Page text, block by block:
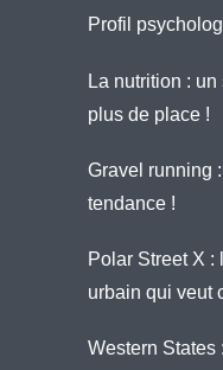
Profil
La nutrition :
plus de place !
Gravel running
tendance !
Polar Street X :
urbain qui veut
Western States